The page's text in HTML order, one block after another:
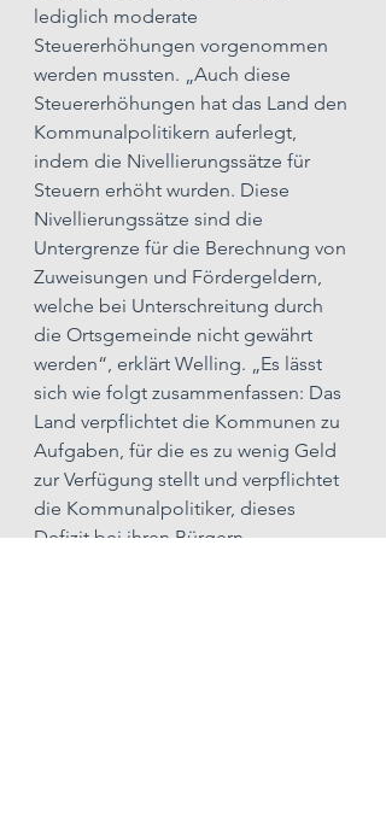
lediglich moderate
Steuererhöhungen vorgenommen
werden mussten. „Auch diese
Steuererhöhungen hat das Land den
Kommunalpolitikern auferlegt,
indem die Nivellierungssätze für
Steuern erhöht wurden. Diese
Nivellierungssätze sind die
Untergrenze für die Berechnung von
Zuweisungen und Fördergeldern,
welche bei Unterschreitung durch
die Ortsgemeinde nicht gewährt
werden“, erklärt Welling. „Es lässt
sich wie folgt zusammenfassen: Das
Land verpflichtet die Kommunen zu
Aufgaben, für die es zu wenig Geld
zur Verfügung stellt und verpflichtet
die Kommunalpolitiker, dieses
Defizit bei ihren Bürgern